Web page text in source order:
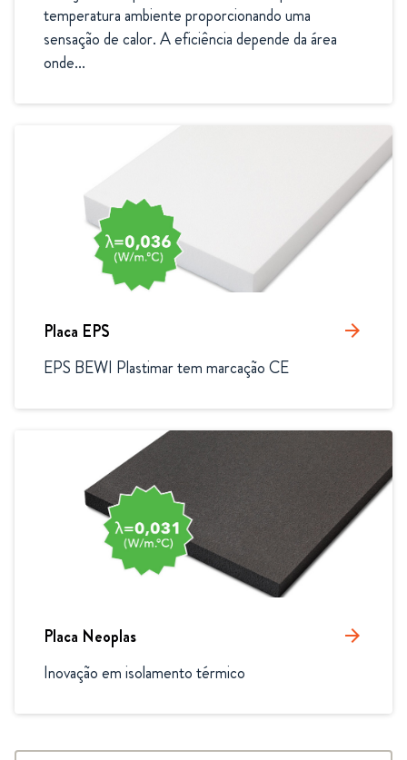
temperatura ambiente proporcionando uma
sensação de calor. A eficiência depende da área
onde...
Placa EPS arrow_forward
EPS BEWI Plastimar tem marcação CE
Placa Neoplas arrow_forward
Inovação em isolamento térmico